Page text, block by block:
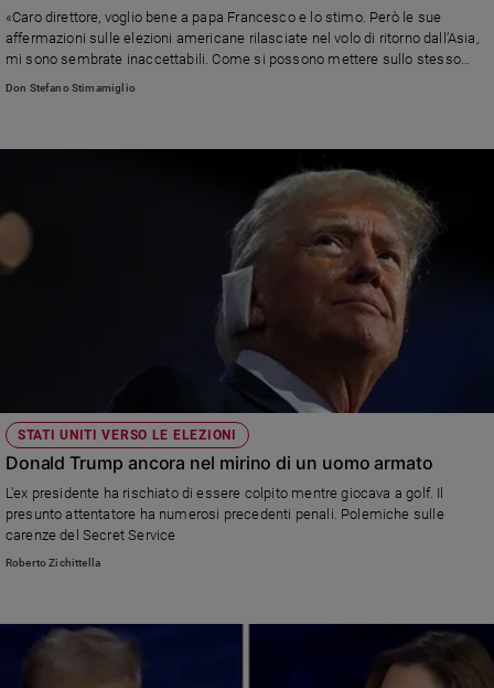
«Caro direttore, voglio bene a papa Francesco e lo stimo. Però le sue
affermazioni sulle elezioni americane rilasciate nel volo di ritorno dall’Asia,
mi sono sembrate inaccettabili. Come si possono mettere sullo stesso
piano i candidati alla Casa Bianca Kamala Harris e Donald Trump?» Leggi
Don Stefano Stimamiglio
STATI UNITI VERSO LE ELEZIONI
Donald Trump ancora nel mirino di un uomo armato
L'ex presidente ha rischiato di essere colpito mentre giocava a golf. Il
presunto attentatore ha numerosi precedenti penali. Polemiche sulle
carenze del Secret Service
Roberto Zichittella